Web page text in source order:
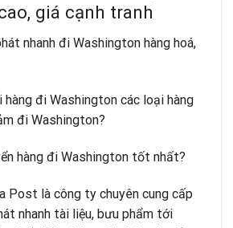
giá cạnh tranh
nhanh đi Washington hàng hoá,
hàng đi Washington các loại hàng
đi Washington?
hàng đi Washington tốt nhất?
Post là công ty chuyên cung cấp
nhanh tài liệu, bưu phẩm tới